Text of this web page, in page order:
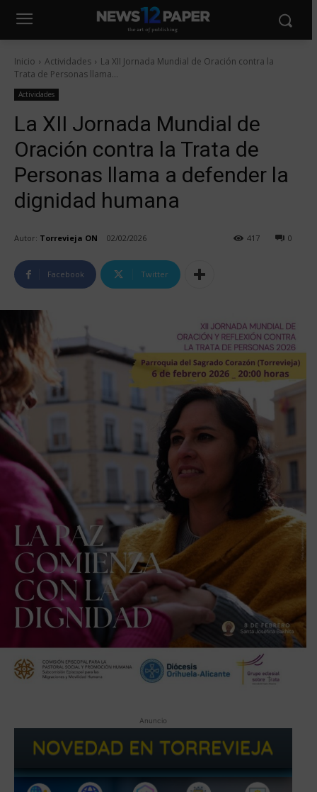
Inicio Actividades
La XII Jornada Mundial de Oración contra la
Trata de Personas llama...
Actividades
La XII Jornada Mundial de
Oración contra la Trata de
Personas llama a defender la
dignidad humana
Autor: Torrevieja ON 02/02/2026 0
417
Facebook Twitter
Anuncio